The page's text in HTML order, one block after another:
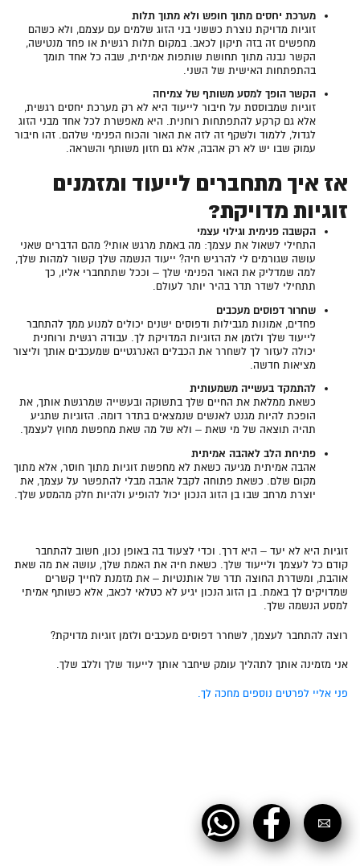
מערכת יחסים מתוך חופש ולא מתוך תלות
זוגיות מדויקת נוצרת כששני בני הזוג שלמים עם עצמם, ולא כשהם
מחפשים זה בזה תיקון לכאב. במקום תלות רגשית או פחד מנטישה,
הקשר נבנה מתוך תחושת שותפות אמיתית, שבה כל אחד תומך
בהתפתחות האישית של השני.
הקשר הופך למסע משותף של צמיחה
זוגיות שמבוססת על חיבור לייעוד היא לא רק מערכת יחסים רגשית,
אלא גם קרקע להתפתחות רוחנית. היא מאפשרת לכל אחד מבני הזוג
לגדול, ללמוד ולשקף זה לזה את האור והכוח הפנימי שלהם. זהו חיבור
עמוק שבו יש לא רק אהבה, אלא גם חזון משותף והשראה.
אז איך מתחברים לייעוד ומזמנים
זוגיות מדויקת?
הקשבה פנימית וגילוי עצמי
התחילי לשאול את עצמך: מה באמת מרגש אותי? מהם הדברים שאני
עושה שגורמים לי להרגיש חיה? ייעוד הנשמה שלך קשור למהות שלך,
למה שמדליק את האור הפנימי שלך – וככל שתתחברי אליו, כך
תתחילי לשדר תדר בהיר יותר לעולם.
שחרור דפוסים מעכבים
פחדים, אמונות מגבילות ודפוסים ישנים יכולים למנוע ממך להתחבר
לייעוד שלך ולזמן את הזוגיות המדויקת לך. עבודה רגשית ורוחנית
יכולה לעזור לך לשחרר את הכבלים האנרגטיים שמעכבים אותך וליצור
מציאות חדשה.
להתמקד בעשייה משמעותית
כשאת ממלאת את החיים שלך בתשוקה ובעשייה שמרגשת אותך, את
הופכת להיות מגנט לאנשים שנמצאים בתדר דומה. הזוגיות שתגיע
תהיה תוצאה של מי שאת – ולא של מה שאת מחפשת מחוץ לעצמך.
פתיחת הלב לאהבה אמיתית
אהבה אמיתית מגיעה כשאת לא מחפשת זוגיות מתוך חוסר, אלא מתוך
מקום שלם. כשאת פתוחה לקבל אהבה מבלי להתפשר על עצמך, את
יוצרת מרחב שבו בן הזוג הנכון יכול להופיע ולהיות חלק מהמסע שלך.
זוגיות היא לא יעד – היא דרך. וכדי לצעוד בה באופן נכון, חשוב להתחבר
קודם כל לעצמך ולייעוד שלך. כשאת חיה את האמת שלך, עושה את מה שאת
אוהבת, ומשדרת החוצה תדר של אותנטיות – את מזמנת לחייך קשרים
שמדויקים לך באמת. בן הזוג הנכון יגיע לא כטלאי לכאב, אלא כשותף אמיתי
למסע הנשמה שלך.
רוצה להתחבר לעצמך, לשחרר דפוסים מעכבים ולזמן זוגיות מדויקת?
אני מזמינה אותך לתהליך עומק שיחבר אותך לייעוד שלך וללב שלך.
פני אליי לפרטים נוספים מחכה לך.